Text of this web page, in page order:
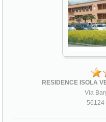
RESIDENCE ISOLA
Via
56124